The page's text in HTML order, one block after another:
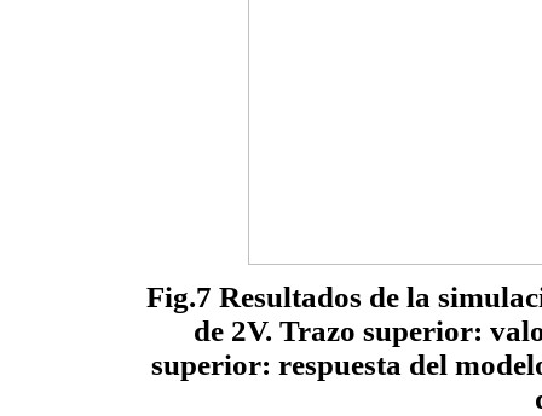
Fig.7 Resultados de la
de 2V. Trazo superior:
superior: respuesta del